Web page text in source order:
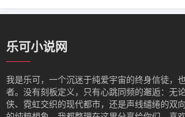
乐可小说网
我是‌乐可，一个沉迷于纯爱宇宙的终身信徒，
者。没有刻板定义，只有心跳同频的邂逅：无
侠、霓虹交织的现代都市，还是声线缱绻的双